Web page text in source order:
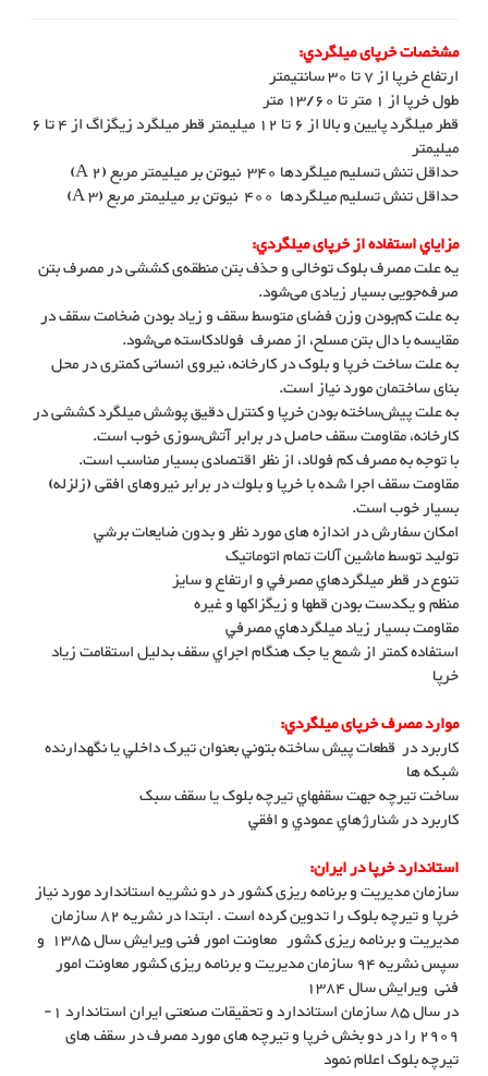
مشخصات خرپای ميلگردي:
ارتفاع خرپا از 7 تا 30 سانتيمتر
طول خرپا از 1 متر تا 13/60 متر
قطر ميلگرد پايين و بالا از 6 تا 12 ميليمتر قطر ميلگرد زيگزاگ از 4 تا 6
ميليمتر
حداقل تنش تسليم ميلگردها 340 نیوتن بر میلیمتر مربع (A 2)
حداقل تنش تسليم ميلگردها 400 نیوتن بر میلیمتر مربع (A 3)
مزاياي استفاده از خرپای ميلگردي:
یه علت مصرف بلوک‌ توخالی و حذف بتن منطقه‌ی کششی در مصرف بتن
صرفه‌جویی بسیار زیادی می‌شود.
به علت کم‌بودن وزن فضای متوسط سقف و زیاد بودن ضخامت سقف در
مقایسه با دال بتن مسلح، از مصرف فولادکاسته می‌شود.
به علت ساخت خرپا و بلوک در کارخانه، نیروی انسانی کمتری در محل
بنای ساختمان مورد نیاز است.
به علت پیش‌ساخته بودن خرپا و کنترل دقیق پوشش میلگرد کششی در
کارخانه، مقاومت سقف حاصل در برابر آتش‌سوزی خوب است.
با توجه به مصرف کم فولاد، از نظر اقتصادی بسیار مناسب است.
مقاومت سقف اجرا شده با خرپا و بلوك در برابر نيروهای افقی (زلزله)
بسيار خوب است.
امکان سفارش در اندازه های مورد نظر و بدون ضايعات برشي
تولید توسط ماشين آلات تمام اتوماتيک
تنوع در قطر ميلگردهاي مصرفي و ارتفاع و سایز
منظم و یکدست بودن قطها و زیگزاکها و غیره
مقاومت بسيار زياد ميلگردهاي مصرفي
استفاده کمتر از شمع يا جک هنگام اجراي سقف بدليل استقامت زياد
خرپا
موارد مصرف خرپای ميلگردي:
کاربرد در قطعات پيش ساخته بتوني بعنوان تيرک داخلي يا نگهدارنده
شبکه ها
ساخت تيرچه جهت سقفهاي تيرچه بلوک يا سقف سبک
کاربرد در شنارژهاي عمودي و افقي
استاندارد خرپا در ایران:
سازمان مدیریت و برنامه ریزی کشور در دو نشریه استاندارد مورد نیاز
خرپا و تیرچه بلوک را تدوین کرده است . ابتدا در نشریه 82 سازمان
مدیریت و برنامه ریزی کشور معاونت امور فنی ویرایش سال 1385 و
سپس نشریه 94 سازمان مدیریت و برنامه ریزی کشور معاونت امور
فنی ویرایش سال 1384
در سال 85 سازمان استاندارد و تحقیقات صنعتی ایران استاندارد 1-
2909 را در دو بخش خرپا و تیرچه های مورد مصرف در سقف های
تیرچه بلوک اعلام نمود